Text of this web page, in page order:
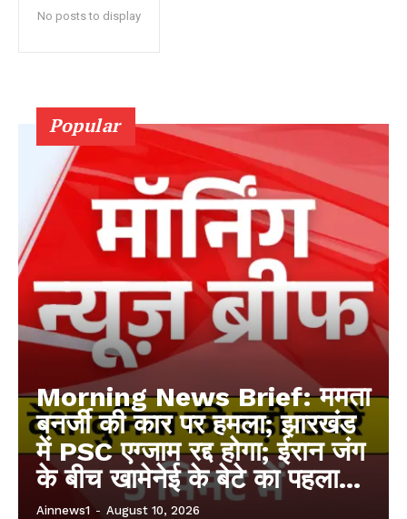
No posts to display
Popular
Morning News Brief: ममता
बनर्जी की कार पर हमला; झारखंड
में PSC एग्जाम रद्द होगा; ईरान जंग
के बीच खामेनेई के बेटे का पहला...
Ainnews1 - August 10, 2026